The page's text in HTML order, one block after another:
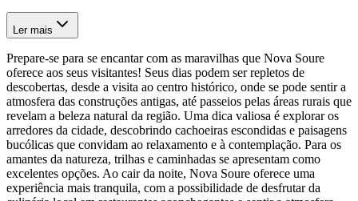
Ler mais
Prepare-se para se encantar com as maravilhas que Nova Soure
oferece aos seus visitantes! Seus dias podem ser repletos de
descobertas, desde a visita ao centro histórico, onde se pode sentir a
atmosfera das construções antigas, até passeios pelas áreas rurais que
revelam a beleza natural da região. Uma dica valiosa é explorar os
arredores da cidade, descobrindo cachoeiras escondidas e paisagens
bucólicas que convidam ao relaxamento e à contemplação. Para os
amantes da natureza, trilhas e caminhadas se apresentam como
excelentes opções. Ao cair da noite, Nova Soure oferece uma
experiência mais tranquila, com a possibilidade de desfrutar da